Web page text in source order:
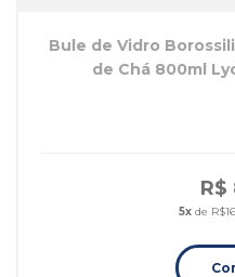
Bule de Vidro
de Chá 800ml
R$
5x de